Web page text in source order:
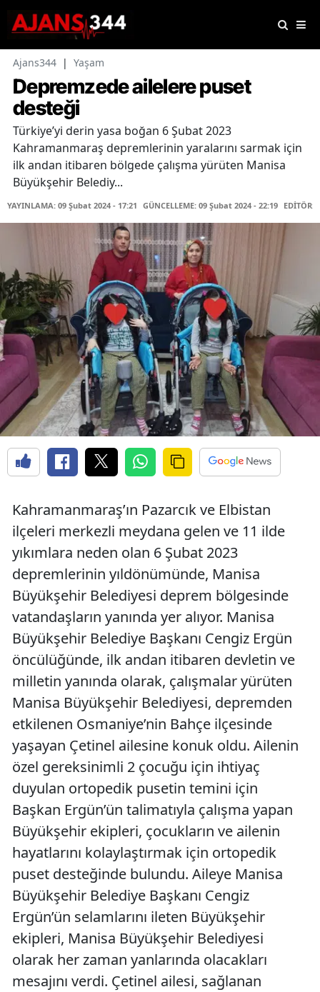
Ajans344 | Yaşam
Depremzede ailelere puset
desteği
Türkiye’yi derin yasa boğan 6 Şubat 2023
Kahramanmaraş depremlerinin yaralarını sarmak için
ilk andan itibaren bölgede çalışma yürüten Manisa
Büyükşehir Belediy...
YAYINLAMA: 09 Şubat 2024 - 17:21 GÜNCELLEME: 09 Şubat 2024 - 22:19
Kahramanmaraş’ın Pazarcık ve Elbistan
ilçeleri merkezli meydana gelen ve 11 ilde
yıkımlara neden olan 6 Şubat 2023
depremlerinin yıldönümünde, Manisa
Büyükşehir Belediyesi deprem bölgesinde
vatandaşların yanında yer alıyor. Manisa
Büyükşehir Belediye Başkanı Cengiz Ergün
öncülüğünde, ilk andan itibaren devletin ve
milletin yanında olarak, çalışmalar yürüten
Manisa Büyükşehir Belediyesi, depremden
etkilenen Osmaniye’nin Bahçe ilçesinde
yaşayan Çetinel ailesine konuk oldu. Ailenin
özel gereksinimli 2 çocuğu için ihtiyaç
duyulan ortopedik pusetin temini için
Başkan Ergün’ün talimatıyla çalışma yapan
Büyükşehir ekipleri, çocukların ve ailenin
hayatlarını kolaylaştırmak için ortopedik
puset desteğinde bulundu. Aileye Manisa
Büyükşehir Belediye Başkanı Cengiz
Ergün’ün selamlarını ileten Büyükşehir
ekipleri, Manisa Büyükşehir Belediyesi
olarak her zaman yanlarında olacakları
mesajını verdi. Çetinel ailesi, sağlanan